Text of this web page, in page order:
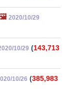
2020/10/29
10/29 (143,713
10/26 (385,983